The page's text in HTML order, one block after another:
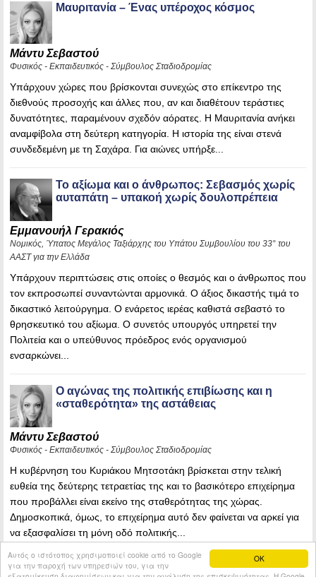
OK
Αυτός ο ιστότοπος χρησιμοποιεί cookie από το Google
για την παροχή των υπηρεσιών του, για την
Μαυριτανία – Ένας υπέροχος κόσμος
Μάντυ Σεβαστού
Φυσικός - Εκπαιδευτικός - Σύμβουλος Σταδιοδρομίας
Υπάρχουν χώρες που βρίσκονται συνεχώς στο επίκεντρο της
διεθνούς προσοχής και άλλες που, αν και διαθέτουν τεράστιες
δυνατότητες, παραμένουν σχεδόν αόρατες. Η Μαυριτανία ανήκει
αναμφίβολα στη δεύτερη κατηγορία. Η ιστορία της είναι στενά
συνδεδεμένη με τη Σαχάρα. Για αιώνες υπήρξε...
Το αξίωμα και ο άνθρωπος: Σεβασμός χωρίς
αυταπάτη – υπακοή χωρίς δουλοπρέπεια
Εμμανουήλ Γερακιός
Νομικός, Ύπατος Μεγάλος Ταξιάρχης του Υπάτου Συμβουλίου του 33° του
ΑΑΣΤ για την Ελλάδα
Υπάρχουν περιπτώσεις στις οποίες ο θεσμός και ο άνθρωπος που
τον εκπροσωπεί συναντώνται αρμονικά. Ο άξιος δικαστής τιμά το
δικαστικό λειτούργημα. Ο ενάρετος ιερέας καθιστά σεβαστό το
θρησκευτικό του αξίωμα. Ο συνετός υπουργός υπηρετεί την
Πολιτεία και ο υπεύθυνος πρόεδρος ενός οργανισμού
ενσαρκώνει...
Ο αγώνας της πολιτικής επιβίωσης και η
«σταθερότητα» της αστάθειας
Μάντυ Σεβαστού
Φυσικός - Εκπαιδευτικός - Σύμβουλος Σταδιοδρομίας
Η κυβέρνηση του Κυριάκου Μητσοτάκη βρίσκεται στην τελική
ευθεία της δεύτερης τετραετίας της και το βασικότερο επιχείρημα
που προβάλλει είναι εκείνο της σταθερότητας της χώρας.
Δημοσκοπικά, όμως, το επιχείρημα αυτό δεν φαίνεται να αρκεί για
να εξασφαλίσει τη μόνη οδό πολιτικής...